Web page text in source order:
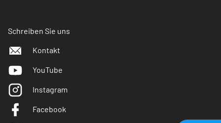
Schreiben Sie uns
Kontakt
YouTube
Instagram
Facebook